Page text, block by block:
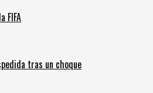
FIFA
tras un choque